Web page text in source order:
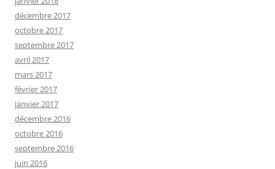
décembre 2017
octobre 2017
septembre 2017
avril 2017
mars 2017
février 2017
janvier 2017
décembre 2016
octobre 2016
septembre 2016
juin 2016